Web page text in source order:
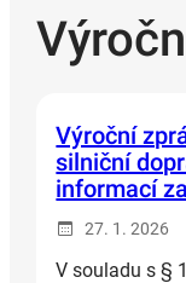
Výroční
silniční
informací
27. 1. 2026
V souladu s §